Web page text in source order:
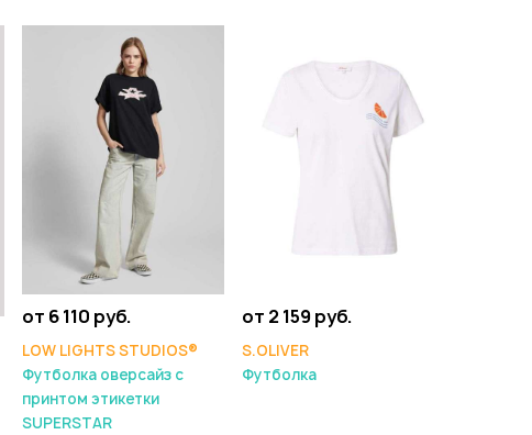
от 6 110 руб.
LOW LIGHTS STUDIOS®
Футболка оверсайз с
принтом этикетки
SUPERSTAR
от 2 159 руб.
S.OLIVER
Футболка